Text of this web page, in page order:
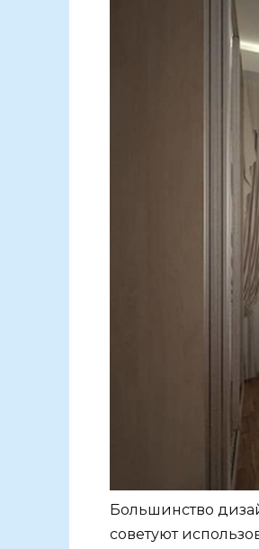
Большинство
советуют